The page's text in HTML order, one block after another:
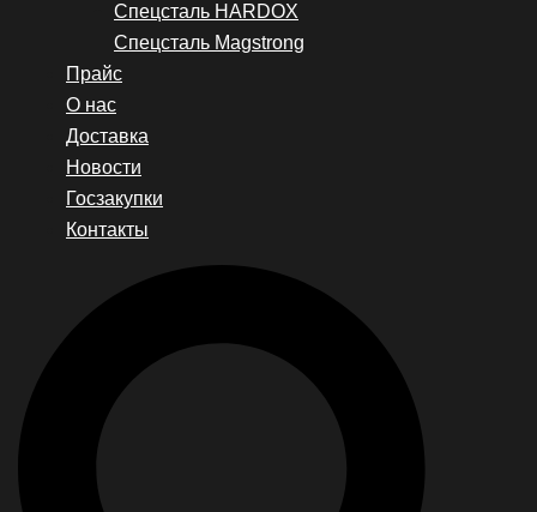
Спецсталь HARDOX
Спецсталь Magstrong
Прайс
О нас
Доставка
Новости
Госзакупки
Контакты